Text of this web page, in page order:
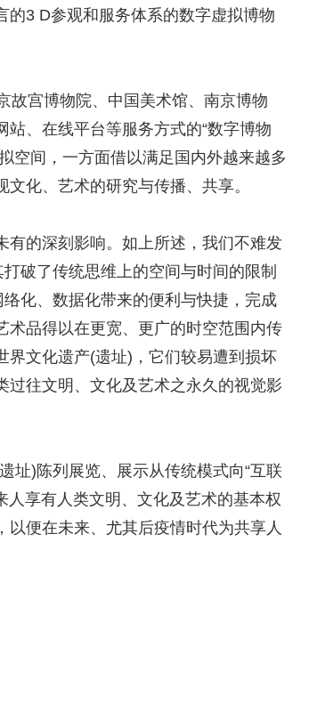
3 D参观和服务体系的数字虚拟博物
宫博物院、中国美术馆、南京博物
、在线平台等服务方式的“数字博物
空间，一方面借以满足国内外越来越多
化、艺术的研究与传播、共享。
的深刻影响。如上所述，我们不难发
破了传统思维上的空间与时间的限制
化、数据化带来的便利与快捷，完成
术品得以在更宽、更广的时空范围内传
界文化遗产(遗址)，它们较易遭到损坏
往文明、文化及艺术之永久的视觉影
)陈列展览、展示从传统模式向“互联
人享有人类文明、文化及艺术的基本权
便在未来、尤其后疫情时代为共享人